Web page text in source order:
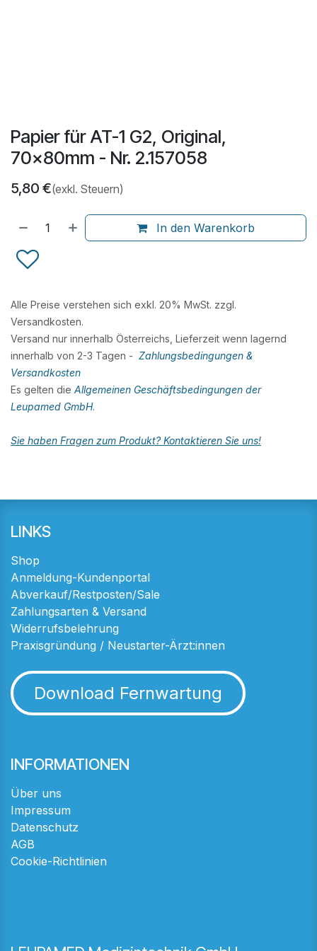
Papier für AT-1 G2, Original,
70x80mm - Nr. 2.157058
5,80 €(exkl. Steuern)
In den Warenkorb
Alle Preise verstehen sich exkl. 20% MwSt. zzgl.
Versandkosten.
Versand nur innerhalb Österreichs, Lieferzeit wenn lagernd
innerhalb von 2-3 Tagen - Zahlungsbedingungen &
Versandkosten
Es gelten die Allgemeinen Geschäftsbedingungen der
Leupamed GmbH.
Sie haben Fragen zum Produkt? Kontaktieren Sie uns!
LINKS
Shop
Anmeldung-Kundenportal
Abverkauf/Restposten/Sale
Zahlungsarten & Versand
Widerrufsbelehrung
Praxisgründung / Neustarter-Ärzt:innen
Download Fernwartung
INFORMATIONEN
Über uns
Impressum
Datenschutz
AGB
Cookie-Richtlinien